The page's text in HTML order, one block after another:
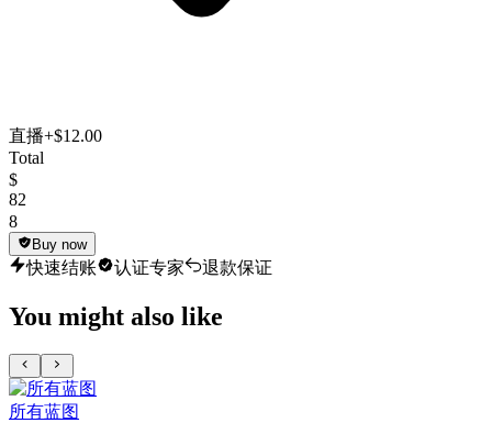
直播+$12.00
Total
$
82
8
Buy now
快速结账 认证专家 退款保证
You might also like
所有蓝图